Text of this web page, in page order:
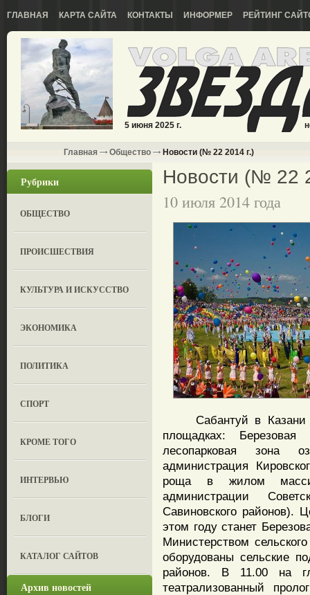
ГЛАВНАЯ КАРТА САЙТА КОНТАКТЫ ИНФОРМЕР РЕЙТИНГ
5 июня 2025 г.
Главная Общество Новости (№ 22 2014 г.)
Рубрики
ОБЩЕСТВО
ПРОИСШЕСТВИЯ
КУЛЬТУРА И ИСКУССТВО
ЭКОНОМИКА
ПОЛИТИКА
СПОРТ
КРОМЕ ТОГО
ИНТЕРВЬЮ
БЛОГИ
КАТАЛОГ САЙТОВ
Архив новостей
Новости (№ 22
10 июля 2014 года
Сабантуй в Казани
площадках:
лесопарковая зона
администрация
роща в жилом
администрации
Савиновского районов).
этом году станет
Министерством
оборудованы сельские
районов. В 11.00 на
театрализованный